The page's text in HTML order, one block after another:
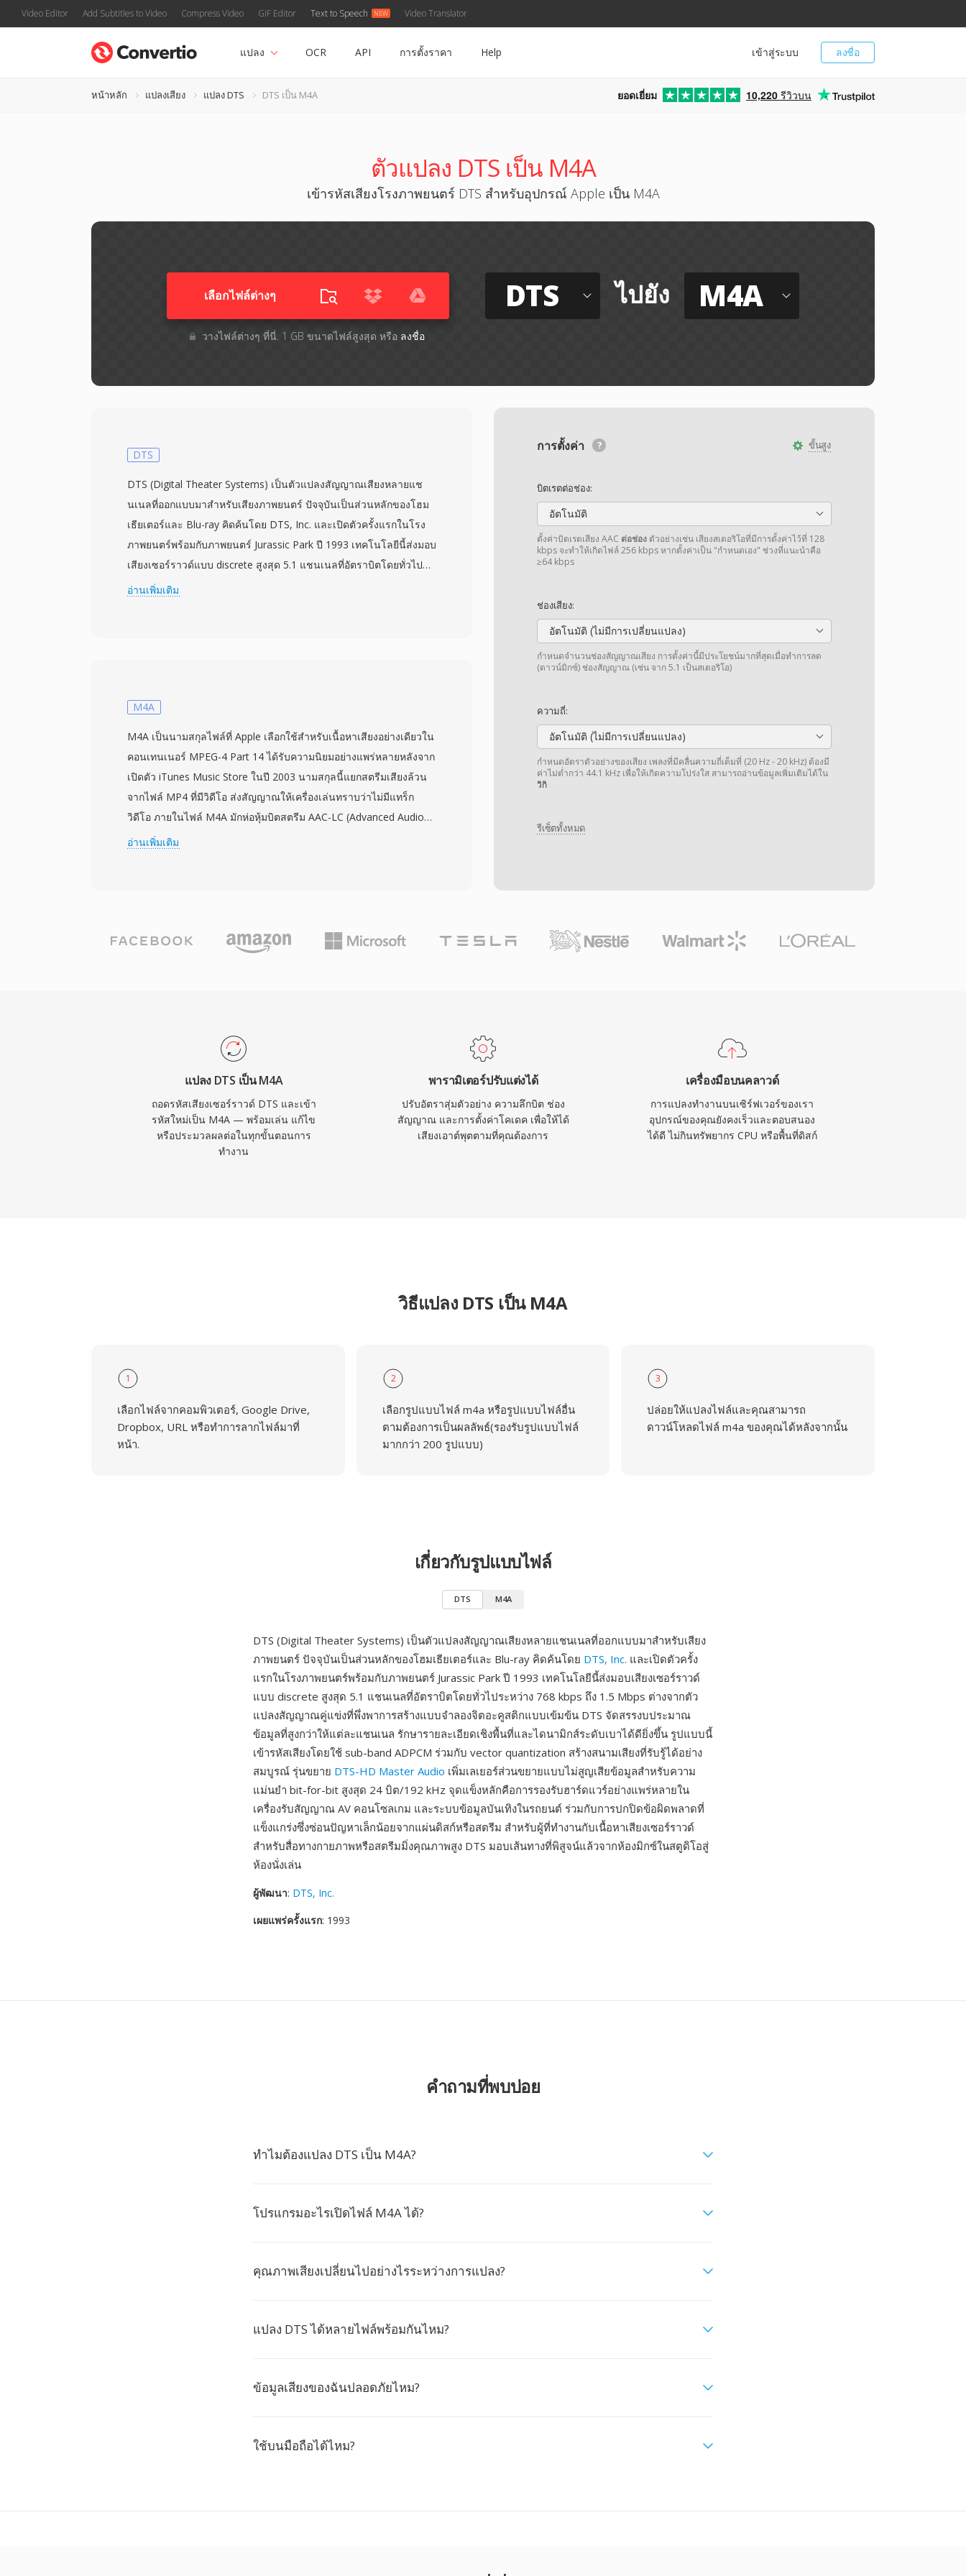
Video Editor Add Subtitles to Video Compress Video GIF Editor Text to Speech Video Translator
ลงชื่อ
เข้าสู่ระบบ
แปลง OCR API การตั้งราคา Help
หน้าหลัก แปลงเสียง แปลง DTS DTS เป็น M4A ยอดเยี่ยม 10,220 รีวิวบน
ตัวแปลง DTS เป็น M4A
เข้ารหัสเสียงโรงภาพยนตร์ DTS สำหรับอุปกรณ์ Apple เป็น M4A
เลือกไฟล์ต่างๆ​
วางไฟล์ต่างๆ​ ที่นี่. 1 GB ขนาดไฟล์สูงสุด หรือ ลงชื่อ
DTS ไปยัง M4A
ขั้นสูง
การตั้งค่า
บิตเรตต่อช่อง:
อัตโนมัติ
ตั้งค่าบิตเรตเสียง AAC ต่อช่อง ตัวอย่างเช่น เสียงสเตอริโอที่มีการตั้งค่าไว้ที่ 128
kbps จะทำให้เกิดไฟล์ 256 kbps หากตั้งค่าเป็น "กำหนดเอง" ช่วงที่แนะนำคือ
≥64 kbps
ช่องเสียง:
อัตโนมัติ (ไม่มีการเปลี่ยนแปลง)
กำหนดจำนวนช่องสัญญาณเสียง การตั้งค่านี้มีประโยชน์มากที่สุดเมื่อทำการลด
(ดาวน์มิกซ์) ช่องสัญญาณ (เช่น จาก 5.1 เป็นสเตอริโอ)
ความถี่:
อัตโนมัติ (ไม่มีการเปลี่ยนแปลง)
กำหนดอัตราตัวอย่างของเสียง เพลงที่มีคลื่นความถี่เต็มที่ (20 Hz - 20 kHz) ต้องมี
ค่าไม่ต่ำกว่า 44.1 kHz เพื่อให้เกิดความโปร่งใส สามารถอ่านข้อมูลเพิ่มเติมได้ใน
วิกิ
รีเซ็ตทั้งหมด
DTS
DTS (Digital Theater Systems) เป็นตัวแปลงสัญญาณเสียงหลายแช
นเนลที่ออกแบบมาสำหรับเสียงภาพยนตร์ ปัจจุบันเป็นส่วนหลักของโฮม
เธียเตอร์และ Blu-ray คิดค้นโดย DTS, Inc. และเปิดตัวครั้งแรกในโรง
ภาพยนตร์พร้อมกับภาพยนตร์ Jurassic Park ปี 1993 เทคโนโลยีนี้ส่งมอบ
เสียงเซอร์ราวด์แบบ discrete สูงสุด 5.1 แชนเนลที่อัตราบิตโดยทั่วไป
ระหว่าง 768 kbps ถึง 1.5 Mbps ต่างจากตัวแปลงสัญญาณคู่แข่งที่พึ่งพา
ข้อมูลสำหรับความแม่นยำ bit-for-bit สูงสุด 24 บิต/192 kHz จุดแข็ง
คอนโซลเกม และระบบข้อมูลบันเทิงในรถยนต์ ร่วมกับการปกปิดข้อผิด
ที่ทำงานกับเนื้อหาเสียงเซอร์ราวด์สำหรับสื่อทางกายภาพหรือสตรีมมิ่ง
คุณภาพสูง DTS มอบเส้นทางที่พิสูจน์แล้วจากห้องมิกซ์ในสตูดิโอสู่ห้องนั่ง
อ่านเพิ่มเติม
M4A
M4A เป็นนามสกุลไฟล์ที่ Apple เลือกใช้สำหรับเนื้อหาเสียงอย่างเดียวใน
คอนเทนเนอร์ MPEG-4 Part 14 ได้รับความนิยมอย่างแพร่หลายหลังจาก
เปิดตัว iTunes Music Store ในปี 2003 นามสกุลนี้แยกสตรีมเสียงล้วน
จากไฟล์ MP4 ที่มีวิดีโอ ส่งสัญญาณให้เครื่องเล่นทราบว่าไม่มีแทร็ก
วิดีโอ ภายในไฟล์ M4A มักห่อหุ้มบิตสตรีม AAC-LC (Advanced Audio
Coding, Low Complexity) แม้ว่า Apple Lossless (ALAC) ก็ใช้นามสกุล
ระบบนิเวศ Apple เป็นไปอย่างราบรื่น — iTunes, Apple Music,
iPhone, iPad และ macOS รองรับ M4A ได้โดยตรง — ขณะที่การ
ข้อมูลรุ่นเก่า เมตาดาต้าที่หลากหลายผ่านโครงสร้าง MP4 atom (ภาพ
ปก บท เนื้อเพลง) และความยืดหยุ่นแบบสองโหมดที่ให้บริการทั้ง
เวิร์กโฟลว์แบบสูญเสียและไม่สูญเสียข้อมูล
อ่านเพิ่มเติม
แปลง DTS เป็น M4A
ถอดรหัสเสียงเซอร์ราวด์ DTS และเข้า
รหัสใหม่เป็น M4A — พร้อมเล่น แก้ไข
หรือประมวลผลต่อในทุกขั้นตอนการ
ทำงาน
พารามิเตอร์ปรับแต่งได้
ปรับอัตราสุ่มตัวอย่าง ความลึกบิต ช่อง
สัญญาณ และการตั้งค่าโคเดค เพื่อให้ได้
เสียงเอาต์พุตตามที่คุณต้องการ
เครื่องมือบนคลาวด์
การแปลงทำงานบนเซิร์ฟเวอร์ของเรา
อุปกรณ์ของคุณยังคงเร็วและตอบสนอง
ได้ดี ไม่กินทรัพยากร CPU หรือพื้นที่ดิสก์
วิธีแปลง DTS เป็น M4A
1
เลือกไฟล์จากคอมพิวเตอร์, Google Drive,
Dropbox, URL หรือทำการลากไฟล์มาที่
หน้า.
2
เลือกรูปแบบไฟล์ m4a หรือรูปแบบไฟล์อื่น
ตามต้องการเป็นผลลัพธ์(รองรับรูปแบบไฟล์
มากกว่า 200 รูปแบบ)
3
ปล่อยให้แปลงไฟล์และคุณสามารถ
ดาวน์โหลดไฟล์ m4a ของคุณได้หลังจากนั้น
เกี่ยวกับรูปแบบไฟล์
DTS M4A
DTS (Digital Theater Systems) เป็นตัวแปลงสัญญาณเสียงหลายแชนเนลที่ออกแบบมาสำหรับเสียง
ภาพยนตร์ ปัจจุบันเป็นส่วนหลักของโฮมเธียเตอร์และ Blu-ray คิดค้นโดย DTS, Inc. และเปิดตัวครั้ง
แรกในโรงภาพยนตร์พร้อมกับภาพยนตร์ Jurassic Park ปี 1993 เทคโนโลยีนี้ส่งมอบเสียงเซอร์ราวด์
แบบ discrete สูงสุด 5.1 แชนเนลที่อัตราบิตโดยทั่วไประหว่าง 768 kbps ถึง 1.5 Mbps ต่างจากตัว
แปลงสัญญาณคู่แข่งที่พึ่งพาการสร้างแบบจำลองจิตอะคูสติกแบบเข้มข้น DTS จัดสรรงบประมาณ
ข้อมูลที่สูงกว่าให้แต่ละแชนเนล รักษารายละเอียดเชิงพื้นที่และไดนามิกส์ระดับเบาได้ดียิ่งขึ้น รูปแบบนี้
เข้ารหัสเสียงโดยใช้ sub-band ADPCM ร่วมกับ vector quantization สร้างสนามเสียงที่รับรู้ได้อย่าง
สมบูรณ์ รุ่นขยาย DTS-HD Master Audio เพิ่มเลเยอร์ส่วนขยายแบบไม่สูญเสียข้อมูลสำหรับความ
แม่นยำ bit-for-bit สูงสุด 24 บิต/192 kHz จุดแข็งหลักคือการรองรับฮาร์ดแวร์อย่างแพร่หลายใน
เครื่องรับสัญญาณ AV คอนโซลเกม และระบบข้อมูลบันเทิงในรถยนต์ ร่วมกับการปกปิดข้อผิดพลาดที่
แข็งแกร่งซึ่งซ่อนปัญหาเล็กน้อยจากแผ่นดิสก์หรือสตรีม สำหรับผู้ที่ทำงานกับเนื้อหาเสียงเซอร์ราวด์
สำหรับสื่อทางกายภาพหรือสตรีมมิ่งคุณภาพสูง DTS มอบเส้นทางที่พิสูจน์แล้วจากห้องมิกซ์ในสตูดิโอสู่
ห้องนั่งเล่น
ผู้พัฒนา: DTS, Inc.
เผยแพร่ครั้งแรก: 1993
คำถามที่พบบ่อย
ทำไมต้องแปลง DTS เป็น M4A?
โปรแกรมอะไรเปิดไฟล์ M4A ได้?
คุณภาพเสียงเปลี่ยนไปอย่างไรระหว่างการแปลง?
แปลง DTS ได้หลายไฟล์พร้อมกันไหม?
ข้อมูลเสียงของฉันปลอดภัยไหม?
ใช้บนมือถือได้ไหม?